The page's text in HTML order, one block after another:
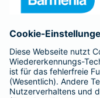
Barmenia